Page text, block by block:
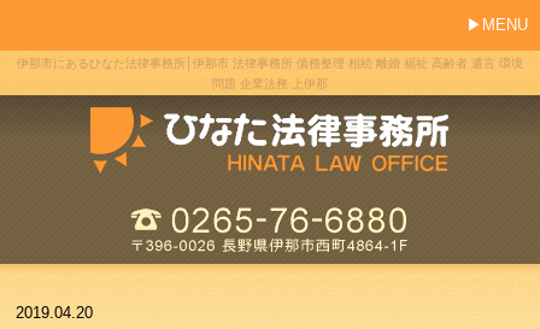
MENU
伊那市にあるひなた法律事務所│伊那市 法律事務所 債務整理 相続 離婚 福祉 高齢者 遺言 環境
問題 企業法務 上伊那
2019.04.20